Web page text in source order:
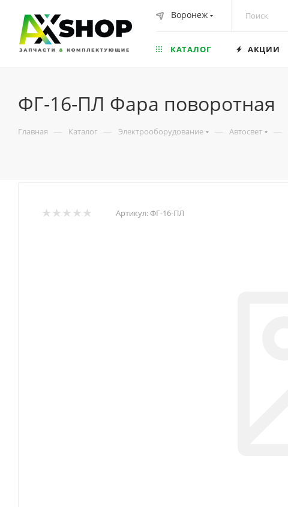
Воронеж
КАТАЛОГ АКЦИИ
ФГ-16-ПЛ Фара поворотная
Главная — Каталог — Электрооборудование — Автосвет —
Артикул:ФГ-16-ПЛ